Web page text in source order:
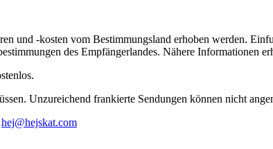
und -kosten vom Bestimmungsland erhoben werden.
des Empfängerlandes. Nähere Informationen
Unzureichend frankierte Sendungen können nicht
hej@hejskat.com